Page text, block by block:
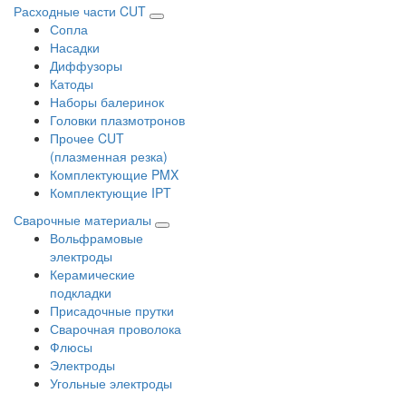
Расходные части CUT
Сопла
Насадки
Диффузоры
Катоды
Наборы балеринок
Головки плазмотронов
Прочее CUT
(плазменная резка)
Комплектующие PMX
Комплектующие IPT
Сварочные материалы
Вольфрамовые
электроды
Керамические
подкладки
Присадочные прутки
Сварочная проволока
Флюсы
Электроды
Угольные электроды